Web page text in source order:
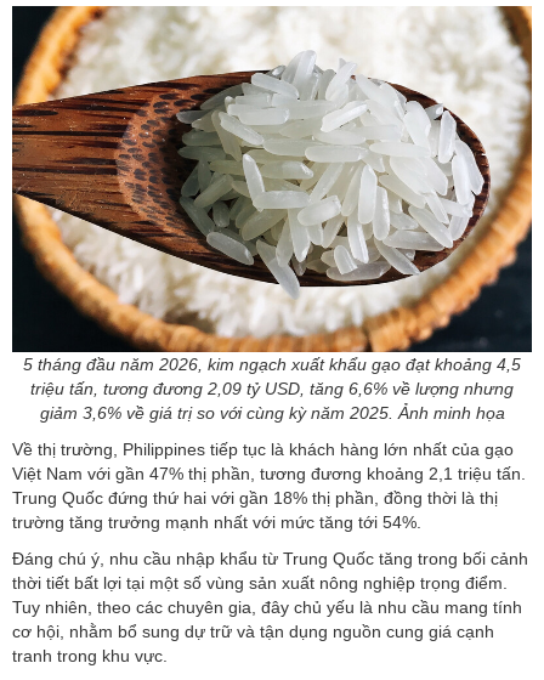
5 tháng đầu năm 2026, kim ngạch xuất khẩu gạo đạt khoảng 4,5
triệu tấn, tương đương 2,09 tỷ USD, tăng 6,6% về lượng nhưng
giảm 3,6% về giá trị so với cùng kỳ năm 2025. Ảnh minh họa
Về thị trường, Philippines tiếp tục là khách hàng lớn nhất của gạo
Việt Nam với gần 47% thị phần, tương đương khoảng 2,1 triệu tấn.
Trung Quốc đứng thứ hai với gần 18% thị phần, đồng thời là thị
trường tăng trưởng mạnh nhất với mức tăng tới 54%.
Đáng chú ý, nhu cầu nhập khẩu từ Trung Quốc tăng trong bối cảnh
thời tiết bất lợi tại một số vùng sản xuất nông nghiệp trọng điểm.
Tuy nhiên, theo các chuyên gia, đây chủ yếu là nhu cầu mang tính
cơ hội, nhằm bổ sung dự trữ và tận dụng nguồn cung giá cạnh
tranh trong khu vực.